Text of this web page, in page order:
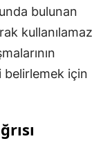
bulunan
kullanılamaz
belirlemek için